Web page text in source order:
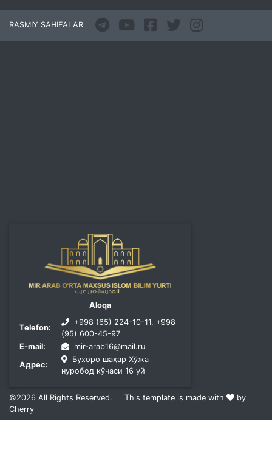
RASMIY SAHIFALAR
Aloqa
Telefon:
+998 (65) 224-10-11, +998
(95) 600-45-97
E-mail:
mir-arab16@mail.ru
Адрес:
Бухоро шаҳар Хўжа
нуробод кўчаси 16 уй
©2026 All Rights Reserved. This template is made with
by
Cherry